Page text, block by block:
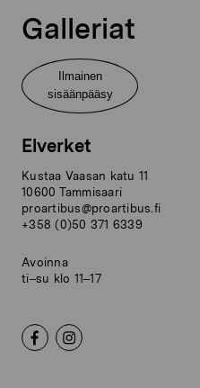
Galleriat
Ilmainen
sisäänpääsy
Elverket
Kustaa Vaasan katu 11
10600 Tammisaari
proartibus@proartibus.fi
+358 (0)50 371 6339
Avoinna
ti–su klo 11–17